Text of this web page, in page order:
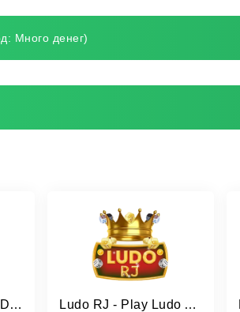
Много денег)
Ludo STAR: Online Dice Game Ludo RJ - Play Ludo And Win